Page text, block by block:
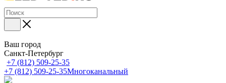
Ваш город
Санкт-Петербург
+7 (812) 509-25-35
+7 (812) 509-25-35Многоканальный